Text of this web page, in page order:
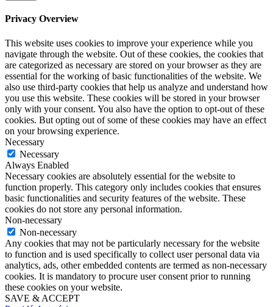
Privacy Overview
This website uses cookies to improve your experience while you
navigate through the website. Out of these cookies, the cookies that
are categorized as necessary are stored on your browser as they are
essential for the working of basic functionalities of the website. We
also use third-party cookies that help us analyze and understand how
you use this website. These cookies will be stored in your browser
only with your consent. You also have the option to opt-out of these
cookies. But opting out of some of these cookies may have an effect
on your browsing experience.
Necessary
Necessary
Always Enabled
Necessary cookies are absolutely essential for the website to
function properly. This category only includes cookies that ensures
basic functionalities and security features of the website. These
cookies do not store any personal information.
Non-necessary
Non-necessary
Any cookies that may not be particularly necessary for the website
to function and is used specifically to collect user personal data via
analytics, ads, other embedded contents are termed as non-necessary
cookies. It is mandatory to procure user consent prior to running
these cookies on your website.
SAVE & ACCEPT